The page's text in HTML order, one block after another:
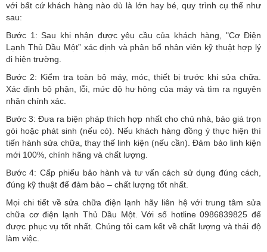
với bất cứ khách hàng nào dù là lớn hay bé, quy trình cụ thể như
sau:
Bước 1: Sau khi nhận được yêu cầu của khách hàng, "Cơ Điện
Lạnh Thủ Dầu Một” xác định và phân bổ nhân viên kỹ thuật hợp lý
đi hiện trường.
Bước 2: Kiểm tra toàn bộ máy, móc, thiết bị trước khi sửa chữa.
Xác định bộ phận, lỗi, mức độ hư hỏng của máy và tìm ra nguyên
nhân chính xác.
Bước 3: Đưa ra biện pháp thích hợp nhất cho chủ nhà, báo giá trọn
gói hoặc phát sinh (nếu có). Nếu khách hàng đồng ý thực hiện thì
tiến hành sửa chữa, thay thế linh kiện (nếu cần). Đảm bảo linh kiện
mới 100%, chính hãng và chất lượng.
Bước 4: Cấp phiếu bảo hành và tư vấn cách sử dụng đúng cách,
đúng kỹ thuật để đảm bảo – chất lượng tốt nhất.
Mọi chi tiết về sửa chữa điện lạnh hãy liên hệ với trung tâm sửa
chữa cơ điện lạnh Thủ Dầu Một. Với số hotline 0986839825 để
được phục vụ tốt nhất. Chúng tôi cam kết về chất lượng và thái độ
làm việc.